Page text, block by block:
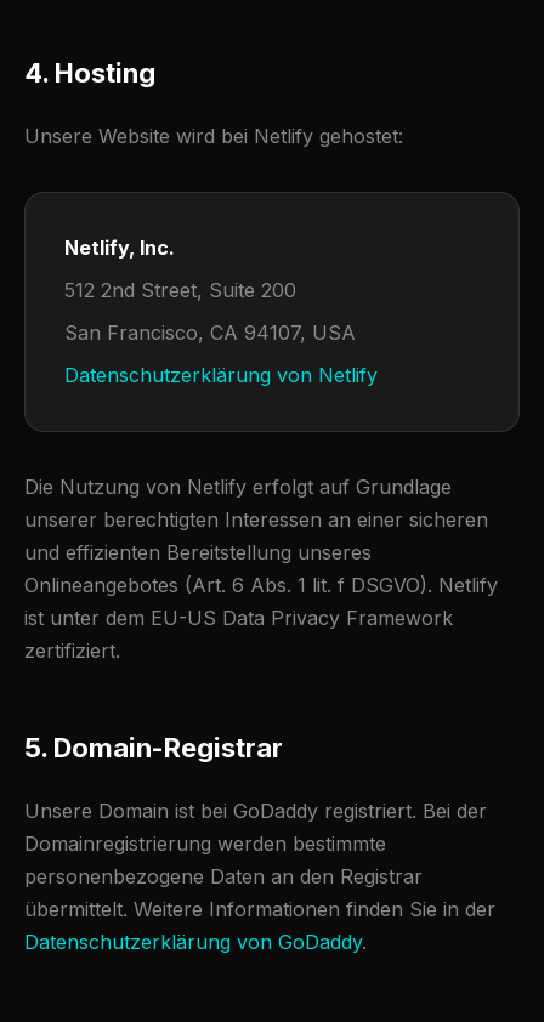
4. Hosting
Unsere Website wird bei Netlify gehostet:
Netlify, Inc.
512 2nd Street, Suite 200
San Francisco, CA 94107, USA
Datenschutzerklärung von Netlify
Die Nutzung von Netlify erfolgt auf Grundlage
unserer berechtigten Interessen an einer sicheren
und effizienten Bereitstellung unseres
Onlineangebotes (Art. 6 Abs. 1 lit. f DSGVO). Netlify
ist unter dem EU-US Data Privacy Framework
zertifiziert.
5. Domain-Registrar
Unsere Domain ist bei GoDaddy registriert. Bei der
Domainregistrierung werden bestimmte
personenbezogene Daten an den Registrar
übermittelt. Weitere Informationen finden Sie in der
Datenschutzerklärung von GoDaddy.